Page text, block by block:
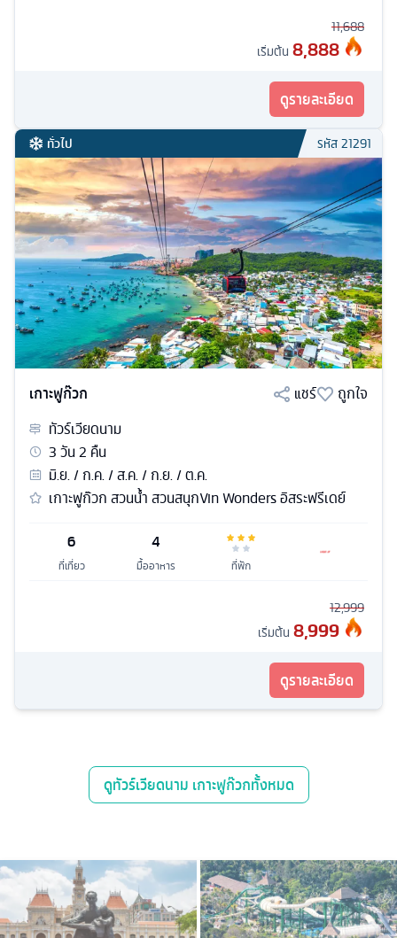
11,688
เริ่มต้น 8,888
ดูรายละเอียด
ทั่วไป รหัส21291
เกาะฟูก๊วก แชร์
ถูกใจ
ทัวร์เวียดนาม
3วัน2 คืน
มิ.ย. / ก.ค. / ส.ค. / ก.ย. / ต.ค.
เกาะฟูก๊วก สวนน้ำ สวนสนุกVin Wonders อิสระฟรีเดย์
6
ที่เที่ยว
4
มื้ออาหาร ที่พัก
12,999
เริ่มต้น 8,999
ดูรายละเอียด
ดูทัวร์เวียดนาม เกาะฟูก๊วกทั้งหมด